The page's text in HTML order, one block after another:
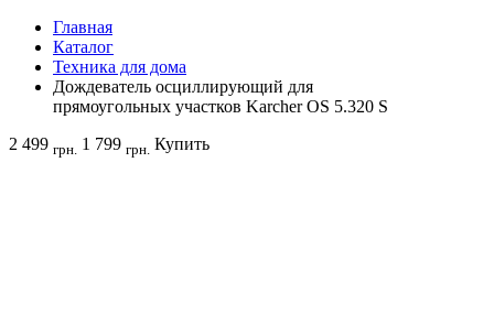
Главная
Каталог
Техника для дома
Дождеватель осциллирующий для
прямоугольных участков Karcher OS 5.320 S
2 499 грн. 1 799 грн. Купить